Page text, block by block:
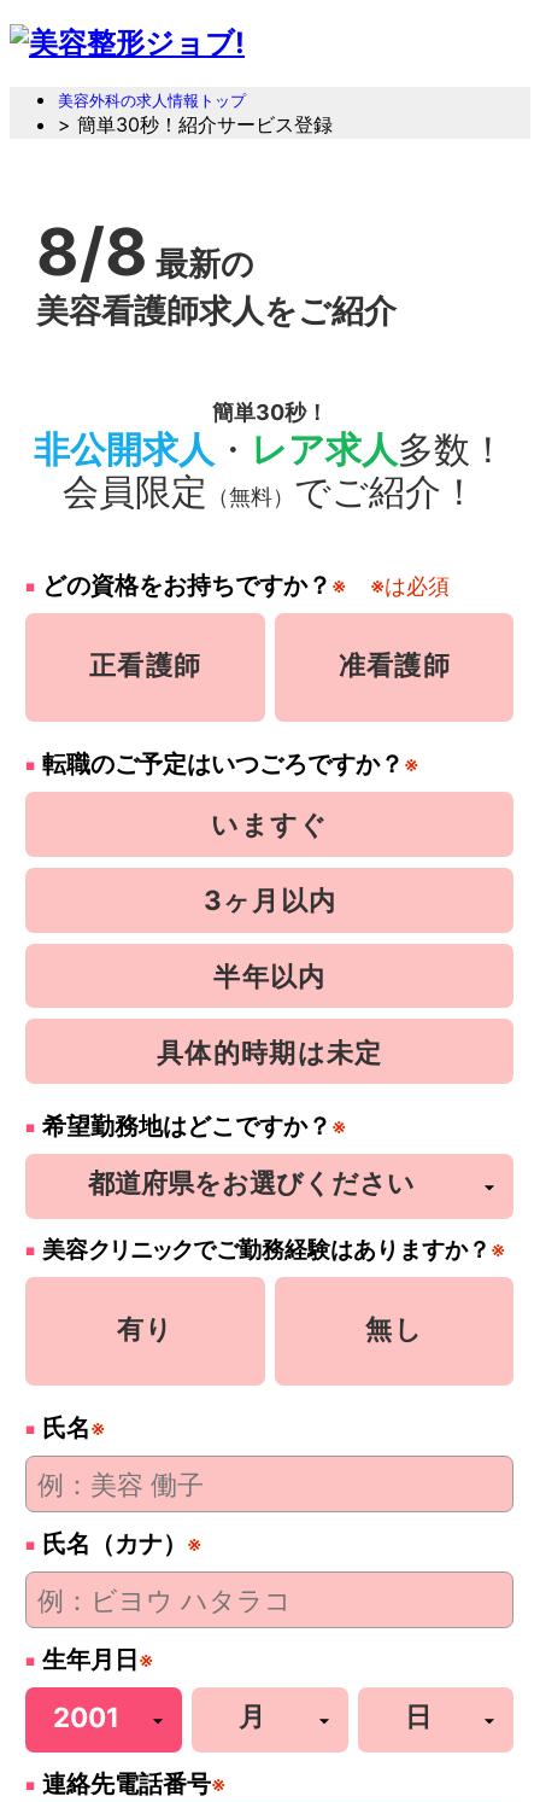
美容外科の求人情報トップ
> 簡単30秒！紹介サービス登録
8/8 最新の
美容看護師求人をご紹介
簡単30秒！
非公開求人 ・ レア求人多数！
会員限定
（無料） でご紹介！
どの資格をお持ちですか？ ※ ※は必須
正看護師 准看護師
転職のご予定はいつごろですか？ ※
いますぐ
3ヶ月以内
半年以内
具体的時期は未定
希望勤務地はどこですか？ ※
美容クリニックでご勤務経験はありますか？ ※
有り 無し
氏名※
氏名（カナ） ※
生年月日 ※
連絡先電話番号※